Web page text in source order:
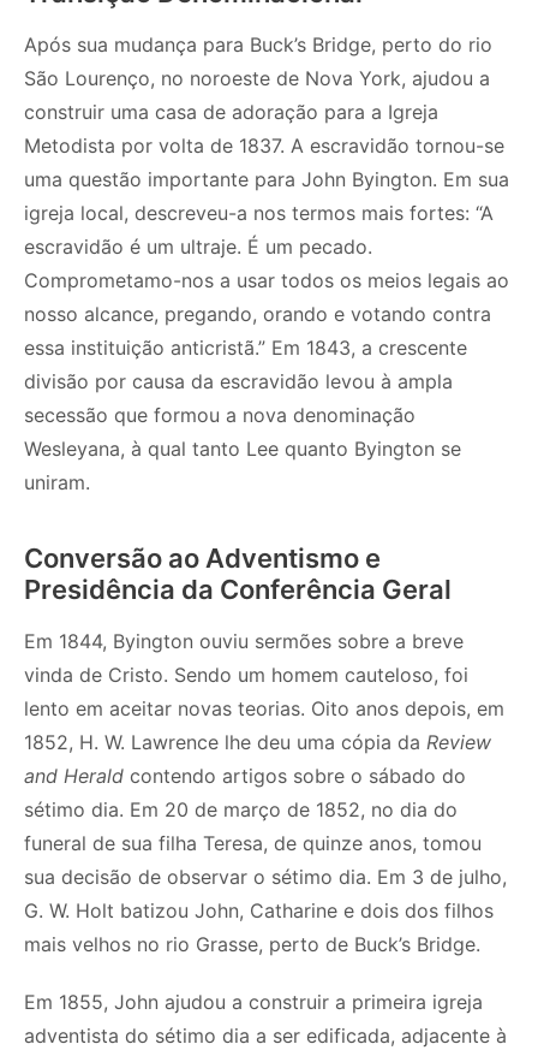
Após sua mudança para Buck’s Bridge, perto do rio
São Lourenço, no noroeste de Nova York, ajudou a
construir uma casa de adoração para a Igreja
Metodista por volta de 1837. A escravidão tornou-se
uma questão importante para John Byington. Em sua
igreja local, descreveu-a nos termos mais fortes: “A
escravidão é um ultraje. É um pecado.
Comprometamo-nos a usar todos os meios legais ao
nosso alcance, pregando, orando e votando contra
essa instituição anticristã.” Em 1843, a crescente
divisão por causa da escravidão levou à ampla
secessão que formou a nova denominação
Wesleyana, à qual tanto Lee quanto Byington se
uniram.
Conversão ao Adventismo e
Presidência da Conferência Geral
Em 1844, Byington ouviu sermões sobre a breve
vinda de Cristo. Sendo um homem cauteloso, foi
lento em aceitar novas teorias. Oito anos depois, em
1852, H. W. Lawrence lhe deu uma cópia da Review
and Herald contendo artigos sobre o sábado do
sétimo dia. Em 20 de março de 1852, no dia do
funeral de sua filha Teresa, de quinze anos, tomou
sua decisão de observar o sétimo dia. Em 3 de julho,
G. W. Holt batizou John, Catharine e dois dos filhos
mais velhos no rio Grasse, perto de Buck’s Bridge.
Em 1855, John ajudou a construir a primeira igreja
adventista do sétimo dia a ser edificada, adjacente à